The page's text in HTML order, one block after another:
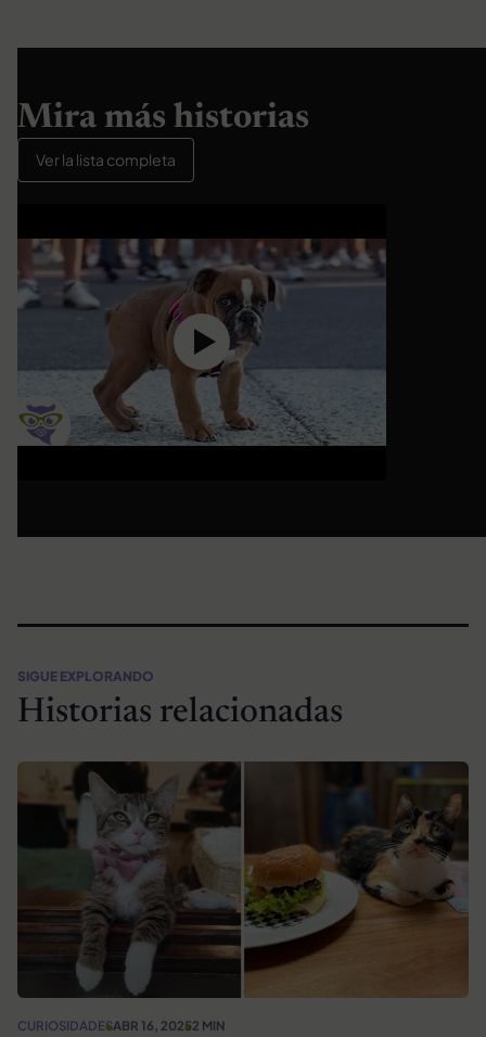
Mira más historias
Ver la lista completa
SIGUE EXPLORANDO
Historias relacionadas
CURIOSIDADESABR 16, 20252 MIN